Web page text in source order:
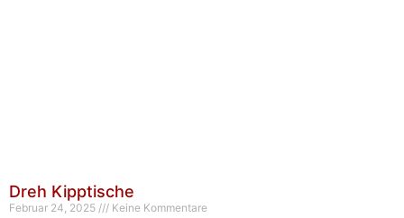
Dreh Kipptische
Februar 24, 2025 Keine Kommentare